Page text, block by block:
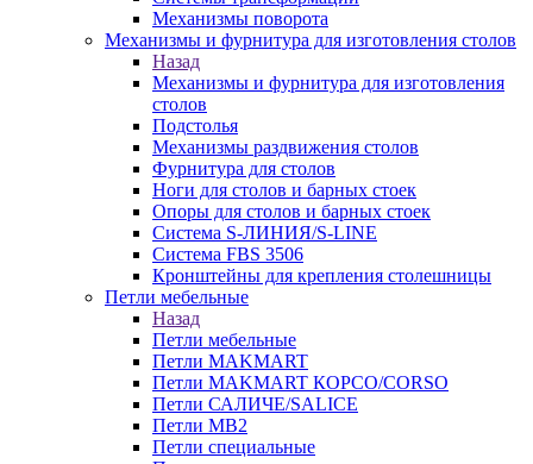
Механизмы поворота
Механизмы и фурнитура для изготовления столов
Назад
Механизмы и фурнитура для изготовления
столов
Подстолья
Механизмы раздвижения столов
Фурнитура для столов
Ноги для столов и барных стоек
Опоры для столов и барных стоек
Система S-ЛИНИЯ/S-LINE
Система FBS 3506
Кронштейны для крепления столешницы
Петли мебельные
Назад
Петли мебельные
Петли MAKMART
Петли MAKMART КОРСО/CORSO
Петли САЛИЧЕ/SALICE
Петли MB2
Петли специальные